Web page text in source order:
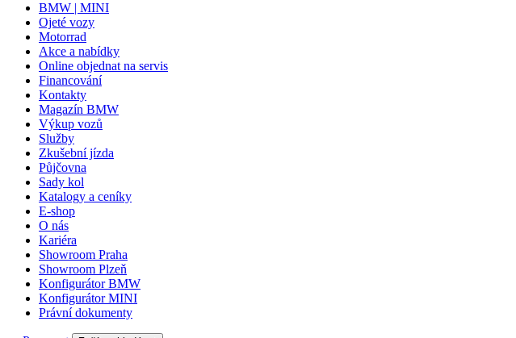
BMW | MINI
Ojeté vozy
Motorrad
Akce a nabídky
Online objednat na servis
Financování
Kontakty
Magazín BMW
Výkup vozů
Služby
Zkušební jízda
Půjčovna
Sady kol
Katalogy a ceníky
E-shop
O nás
Kariéra
Showroom Praha
Showroom Plzeň
Konfigurátor BMW
Konfigurátor MINI
Právní dokumenty